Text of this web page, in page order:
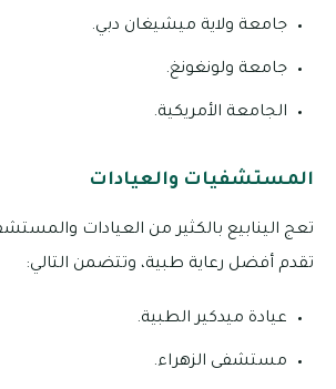
جامعة ولاية ميشيغان دبي.
جامعة ولونغونغ.
الجامعة الأمريكية.
المستشفيات والعيادات
تعج الينابيع بالكثير من العيادات
تقدم أفضل رعاية طبية، وتتضمن التالي:
عيادة ميدكير الطبية.
مستشفى الزهراء.